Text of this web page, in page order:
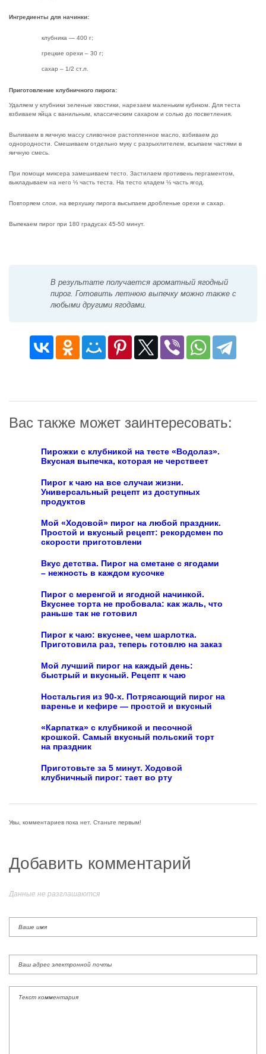
Ингредиенты для начинки:
клубника — 400 г;
грецкие орехи – 30 г;
сахар – 1/2 ст.л.
Приготовление клубничного пирога:
Удаляем у клубники зеленые хвостики, нарезаем маленьким кубиком. Для теста
взбиваем яйца с ванильным, классическим сахаром и солью до посветления.
Выливаем в яичную массу сливочное растопленное масло, взбиваем до
однородности. Смешиваем отдельно муку с разрыхлителем, всыпаем частями в
яичную смесь.
При помощи миксера замешиваем тесто. Застилаем противень пергаментом,
выкладываем на него ⅓ часть теста. На тесто кладем ⅓ часть ягод.
Повторяем слои, на верхушку пирога высыпаем дробленые орехи и сахар.
Выпекаем пирог при 180 градусах 45-50 минут.
В результате получается ароматный ягодный
пирог. Готовить летнюю выпечку можно также с
любыми другими ягодами.
Вас также может заинтересовать:
Пирожки с клубникой на тесте «Водолаз».
Вкусная выпечка, которая не черствеет
Пирог к чаю на все случаи жизни.
Универсальный рецепт из доступных
продуктов
Мой «Ходовой» пирог на любой праздник.
Простой и вкусный рецепт: рекордсмен по
скорости приготовлени
Вкус детства. Пирог на сметане с ягодами
– нежность в каждом кусочке
Пирог с меренгой и ягодной начинкой.
Вкуснее торта не пробовала: как жаль, что
раньше так не готовил
Пирог к чаю: вкуснее, чем шарлотка.
Приготовила раз, теперь готовлю на заказ
Мой лучший пирог на каждый день:
быстрый и вкусный. Рецепт к чаю
Ностальгия из 90-х. Потрясающий пирог на
варенье и кефире — простой и вкусный
«Карпатка» с клубникой и песочной
крошкой. Самый вкусный польский торт
на праздник
Приготовьте за 5 минут. Ходовой
клубничный пирог: тает во рту
Увы, комментариев пока нет. Станьте первым!
Добавить комментарий
Данные не разглашаются